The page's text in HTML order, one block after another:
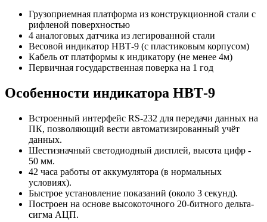
Грузоприемная платформа из конструкционной стали с
рифленой поверхностью
4 аналоговых датчика из легированной стали
Весовой индикатор НВТ-9 (с пластиковым корпусом)
Кабель от платформы к индикатору (не менее 4м)
Первичная государственная поверка на 1 год
Особенности индикатора НВТ-9
Встроенный интерфейс RS-232 для передачи данных на
ПК, позволяющий вести автоматизированный учёт
данных.
Шестизначный светодиодный дисплей, высота цифр -
50 мм.
42 часа работы от аккумулятора (в нормальных
условиях).
Быстрое установление показаний (около 3 секунд).
Построен на основе высокоточного 20-битного дельта-
сигма АЦП.